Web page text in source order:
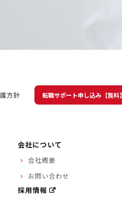
方針 転職サポート申し込み【無料】
会社について
会社概要
お問い合わせ
採用情報